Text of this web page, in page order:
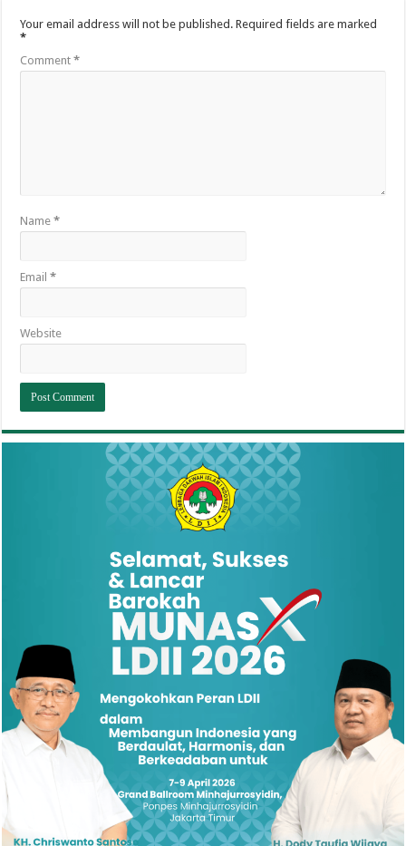
Your email address will not be published. Required fields are marked
*
Comment*
Name*
Email*
Website